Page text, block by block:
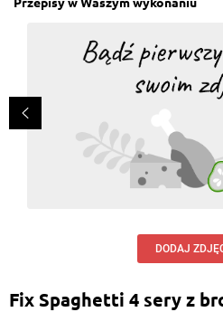
DODAJ
Fix Spaghetti 4 sery z